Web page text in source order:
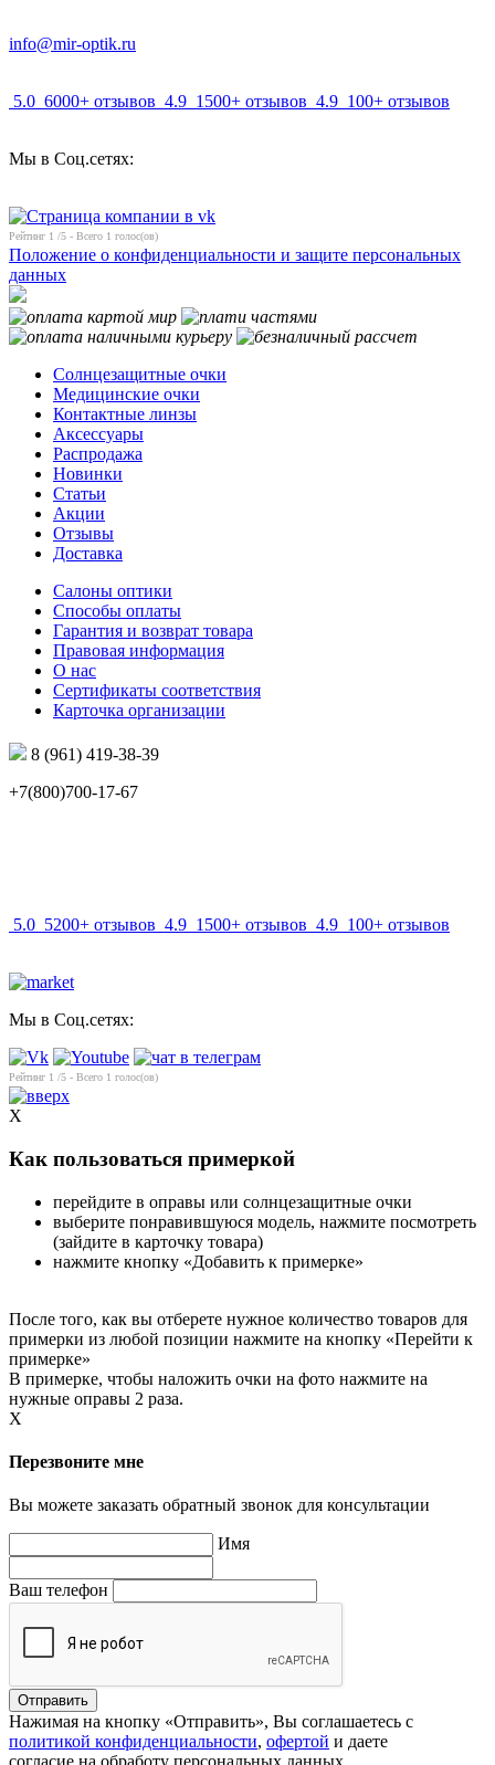
info@mir-optik.ru
5.0 6000+ отзывов 4.9 1500+ отзывов 4.9 100+ отзывов
Мы в Соц.сетях:
Рейтинг 1 /5 - Всего 1 голос(ов)
Положение о конфиденциальности и защите персональных
данных
Солнцезащитные очки
Медицинские очки
Контактные линзы
Аксессуары
Распродажа
Новинки
Статьи
Акции
Отзывы
Доставка
Салоны оптики
Способы оплаты
Гарантия и возврат товара
Правовая информация
О нас
Сертификаты соответствия
Карточка организации
8 (961) 419-38-39
+7(800)700-17-67
5.0 5200+ отзывов 4.9 1500+ отзывов 4.9 100+ отзывов
Мы в Соц.сетях:
Рейтинг 1 /5 - Всего 1 голос(ов)
X
Как пользоваться примеркой
перейдите в оправы или солнцезащитные очки
выберите понравившуюся модель, нажмите посмотреть
(зайдите в карточку товара)
нажмите кнопку «Добавить к примерке»
После того, как вы отберете нужное количество товаров для
примерки из любой позиции нажмите на кнопку «Перейти к
примерке»
В примерке, чтобы наложить очки на фото нажмите на
нужные оправы 2 раза.
X
Перезвоните мне
Вы можете заказать обратный звонок для консультации
Имя
Ваш телефон
Нажимая на кнопку «Отправить», Вы соглашаетесь с
политикой конфиденциальности, офертой и даете